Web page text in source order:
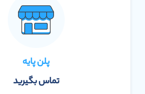
پلن پایه
تماس بگیرید